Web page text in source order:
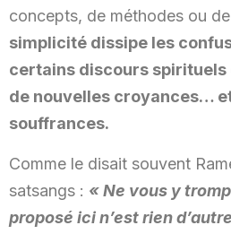
concepts, de méthodes ou
simplicité dissipe les
certains discours
de nouvelles croyances…
souffrances.
Comme le disait souvent
satsangs : « Ne vous y
proposé ici n’est rien